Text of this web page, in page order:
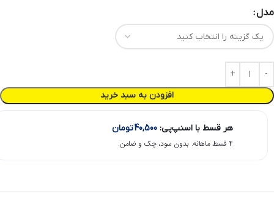
مدل
افزودن به سبد خرید
هر قسط با اسنپ‌پی: 40,500تومان
۴ قسط ماهانه. بدون سود، چک و ضامن.